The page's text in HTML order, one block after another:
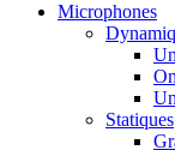
Microphones
Statiques